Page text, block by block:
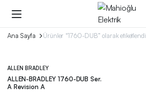
Ana Sayfa Ürünler “1760-DUB” olarak etiketlendi
ALLEN BRADLEY
ALLEN-BRADLEY 1760-DUB Ser.
A Revision A